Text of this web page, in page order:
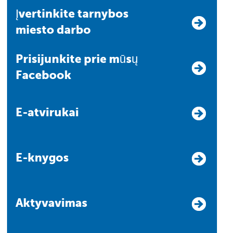
Įvertinkite tarnybos
miesto darbo
Prisijunkite prie mūsų
Facebook
E-atvirukai
E-knygos
Aktyvavimas